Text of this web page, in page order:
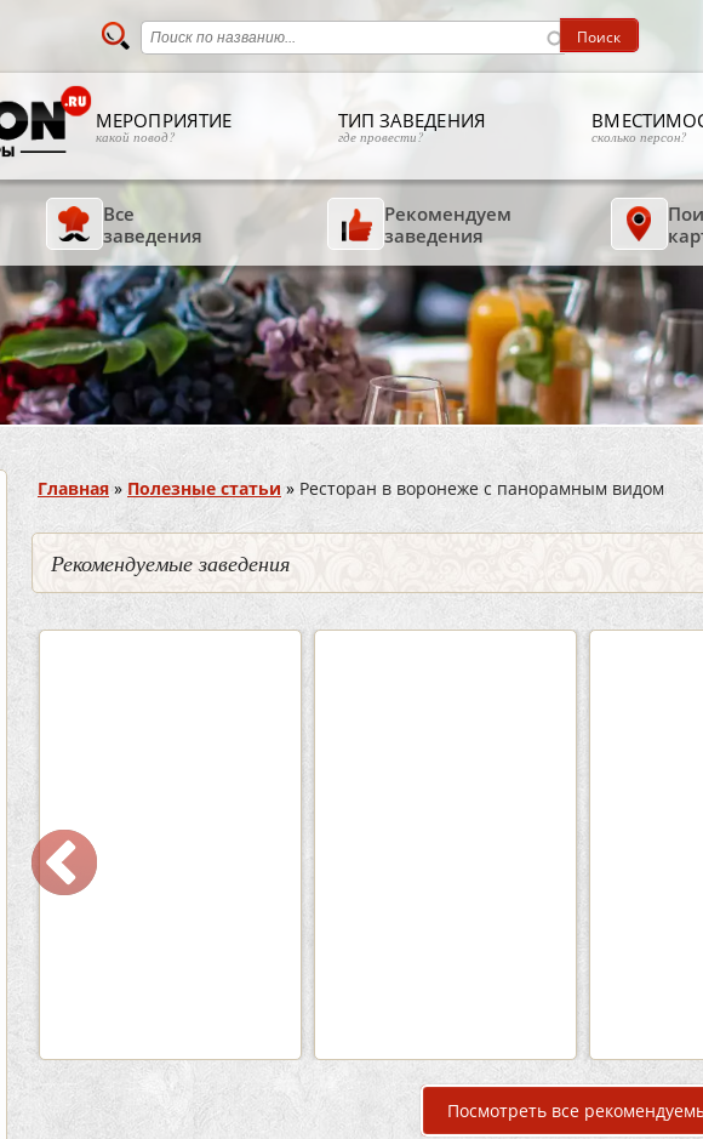
МЕРОПРИЯТИЕ
какой повод?
ТИП ЗАВЕДЕНИЯ
где провести? сколько персон?
Все
заведения
Рекомендуем
заведения
Вы здесь
Главная » Полезные статьи » Ресторан в воронеже с панорамным видом
Рекомендуемые заведения
Посмотреть все